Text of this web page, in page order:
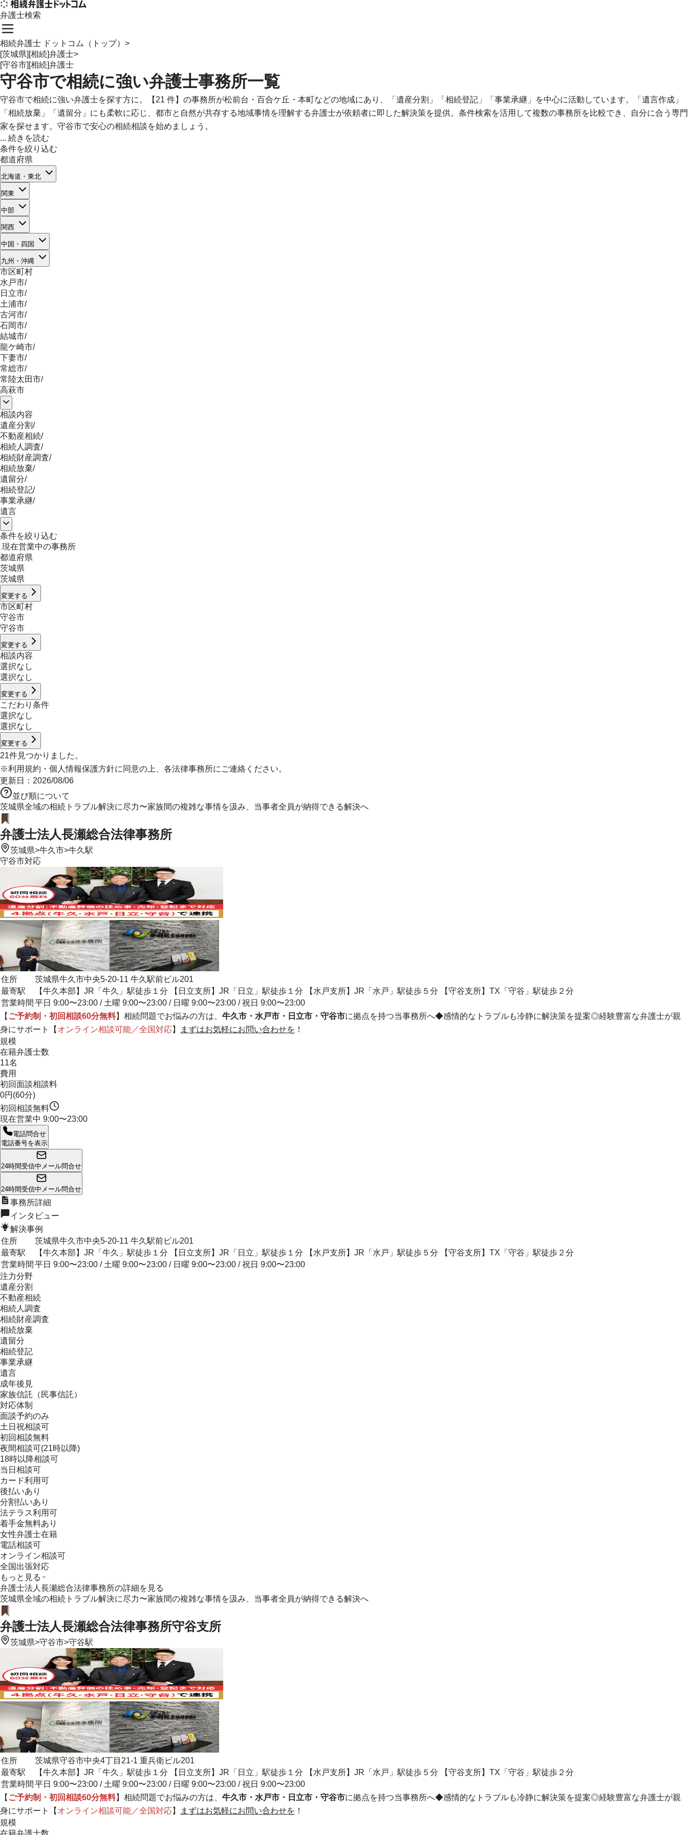
弁護士検索
相続弁護士 ドットコム（トップ） >
[茨城県][相続]弁護士>
[守谷市][相続]弁護士
守谷市で相続に強い弁護士事務所一覧
守谷市で相続に強い弁護士を探す方に。【21 件】の事務所が松前台・百合ケ丘・本町などの地域にあり、「遺産分割」「相続登記」「事業承継」を中心に活動しています。「遺言作成」
「相続放棄」「遺留分」にも柔軟に応じ、都市と自然が共存する地域事情を理解する弁護士が依頼者に即した解決策を提供。条件検索を活用して複数の事務所を比較でき、自分に合う専門
家を探せます。守谷市で安心の相続相談を始めましょう。
... 続きを読む
条件を絞り込む
都道府県
北海道・東北
関東
中部
関西
中国・四国
九州・沖縄
市区町村
水戸市/
日立市/
土浦市/
古河市/
石岡市/
結城市/
龍ケ崎市/
下妻市/
常総市/
常陸太田市/
高萩市
相談内容
遺産分割/
不動産相続/
相続人調査/
相続財産調査/
相続放棄/
遺留分/
相続登記/
事業承継/
遺言
条件を絞り込む
現在営業中の事務所
都道府県
茨城県
茨城県
変更する
市区町村
守谷市
守谷市
変更する
相談内容
選択なし
選択なし
変更する
こだわり条件
選択なし
選択なし
変更する
21件見つかりました。
※利用規約 ・ 個人情報保護方針に同意の上、各法律事務所にご連絡ください。
更新日： 2026/08/06
並び順について
茨城県全域の相続トラブル解決に尽力〜家族間の複雑な事情を汲み、当事者全員が納得できる解決へ
弁護士法人長瀬総合法律事務所
茨城県>牛久市>牛久駅
守谷市対応
住所
茨城県牛久市中央5-20-11 牛久駅前ビル201
最寄駅
【牛久本部】JR「牛久」駅徒歩１分 【日立支所】JR「日立」駅徒歩１分 【水戸支所】JR「水戸」駅徒歩５分 【守谷支所】TX「守谷」駅徒歩２分
営業時間 平日 9:00〜23:00 / 土曜 9:00〜23:00 / 日曜 9:00〜23:00 / 祝日 9:00〜23:00
【 ご予約制・初回相談60分無料】相続問題でお悩みの方は、 牛久市・水戸市・日立市・守谷市に拠点を持つ当事務所へ◆感情的なトラブルも冷静に解決策を提案◎経験豊富な弁護士が親
身にサポート
【 オンライン相談可能／全国対応】 まずはお気軽にお問い合わせを ！
規模
在籍弁護士数
11名
費用
初回面談相談料
0円(60分)
初回相談無料
現在営業中 9:00〜23:00
電話問合せ
電話番号を表示
24時間受信中 メール問合せ
24時間受信中 メール問合せ
事務所詳細
インタビュー
解決事例
住所
茨城県牛久市中央5-20-11 牛久駅前ビル201
最寄駅
【牛久本部】JR「牛久」駅徒歩１分 【日立支所】JR「日立」駅徒歩１分 【水戸支所】JR「水戸」駅徒歩５分 【守谷支所】TX「守谷」駅徒歩２分
営業時間 平日 9:00〜23:00 / 土曜 9:00〜23:00 / 日曜 9:00〜23:00 / 祝日 9:00〜23:00
注力分野
遺産分割
不動産相続
相続人調査
相続財産調査
相続放棄
遺留分
相続登記
事業承継
遺言
成年後見
家族信託（民事信託）
対応体制
面談予約のみ
土日祝相談可
初回相談無料
夜間相談可(21時以降)
18時以降相談可
当日相談可
カード利用可
後払いあり
分割払いあり
法テラス利用可
着手金無料あり
女性弁護士在籍
電話相談可
オンライン相談可
全国出張対応
もっと見る
弁護士法人長瀬総合法律事務所の詳細を見る
茨城県全域の相続トラブル解決に尽力〜家族間の複雑な事情を汲み、当事者全員が納得できる解決へ
弁護士法人長瀬総合法律事務所守谷支所
茨城県>守谷市>守谷駅
住所
茨城県守谷市中央4丁目21-1 重兵衛ビル201
最寄駅
【牛久本部】JR「牛久」駅徒歩１分 【日立支所】JR「日立」駅徒歩１分 【水戸支所】JR「水戸」駅徒歩５分 【守谷支所】TX「守谷」駅徒歩２分
営業時間 平日 9:00〜23:00 / 土曜 9:00〜23:00 / 日曜 9:00〜23:00 / 祝日 9:00〜23:00
【 ご予約制・初回相談60分無料】相続問題でお悩みの方は、 牛久市・水戸市・日立市・守谷市に拠点を持つ当事務所へ◆感情的なトラブルも冷静に解決策を提案◎経験豊富な弁護士が親
身にサポート
【 オンライン相談可能／全国対応】 まずはお気軽にお問い合わせを ！
規模
在籍弁護士数